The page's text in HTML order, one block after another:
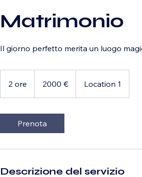
Matrimonio
Il giorno perfetto merita un luogo
2 ore
o
2000 € Location 1
Prenota
Descrizione del servizio